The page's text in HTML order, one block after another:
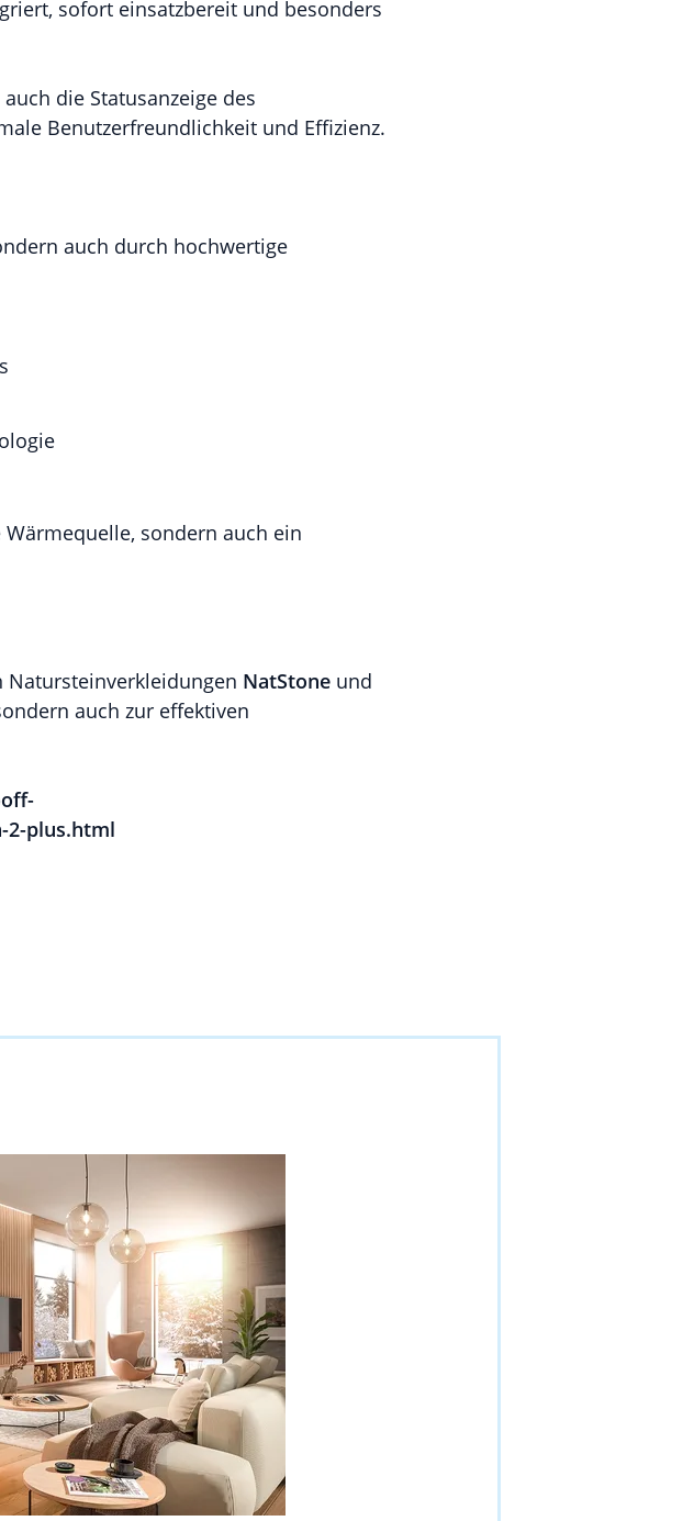
sofort einsatzbereit und besonders
die Statusanzeige des
Benutzerfreundlichkeit und Effizienz.
auch durch hochwertige
sondern auch ein
Natursteinverkleidungen NatStone und
auch zur effektiven
2-plus.html